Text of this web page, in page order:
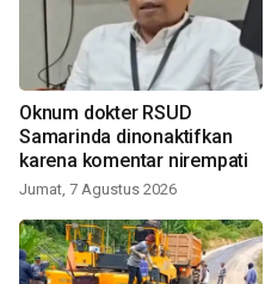
Oknum dokter RSUD
Samarinda dinonaktifkan
karena komentar nirempati
Jumat, 7 Agustus 2026